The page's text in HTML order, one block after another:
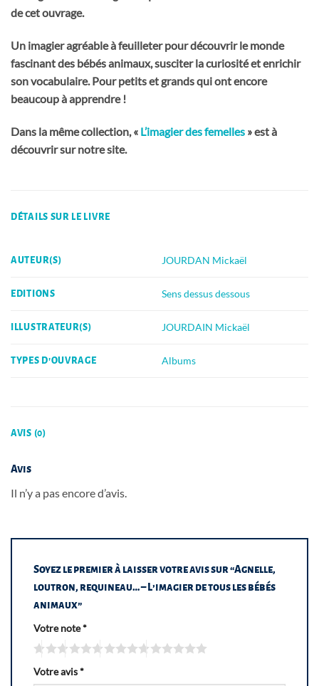
de cet ouvrage.
Un imagier agréable à feuilleter pour découvrir le monde
fascinant des bébés animaux, susciter la curiosité et enrichir
son vocabulaire. Pour petits et grands qui ont encore
beaucoup à apprendre !
Dans la même collection, « L’imagier des femelles » est à
découvrir sur notre site.
DÉTAILS SUR LE LIVRE
AUTEUR(S) JOURDAN Mickaël
EDITIONS Sens dessus dessous
ILLUSTRATEUR(S) JOURDAIN Mickaël
TYPES D'OUVRAGE Albums
AVIS (0)
Avis
Il n’y a pas encore d’avis.
Soyez le premier à laisser votre avis sur “Agnelle,
loutron, requineau… – L’imagier de tous les bébés
animaux”
Votre note*
Votre avis*